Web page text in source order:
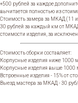
+500 рублей за каждое
вычитается полностью из
Стоимость замера за МКАД (11
30 рублей за каждый км от
стоимости изделия, за
Стоимость сборки составляет:
Корпусные изделия ниже 1000
Корпусные изделия выше 1000
Встроенные изделия - 15% от
Выезд мастера за МКАД - 30